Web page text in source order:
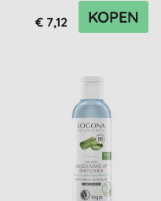
€ 7,12 KOPEN